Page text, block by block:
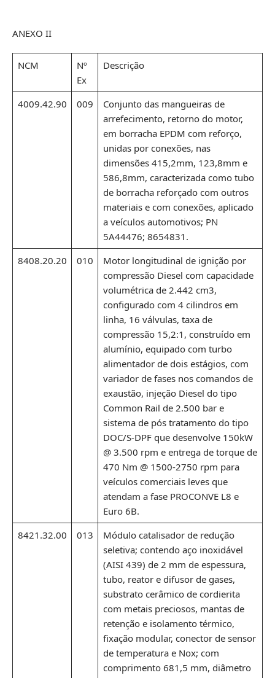
ANEXO II
NCM
Nº
Ex
Descrição
4009.42.90 009
Conjunto das mangueiras de
arrefecimento, retorno do motor,
em borracha EPDM com reforço,
unidas por conexões, nas
dimensões 415,2mm, 123,8mm e
586,8mm, caracterizada como tubo
de borracha reforçado com outros
materiais e com conexões, aplicado
a veículos automotivos; PN
5A44476; 8654831.
8408.20.20
010
Motor longitudinal de ignição por
compressão Diesel com capacidade
volumétrica de 2.442 cm3,
configurado com 4 cilindros em
linha, 16 válvulas, taxa de
compressão 15,2:1, construído em
alumínio, equipado com turbo
alimentador de dois estágios, com
variador de fases nos comandos de
exaustão, injeção Diesel do tipo
Common Rail de 2.500 bar e
sistema de pós tratamento do tipo
DOC/S-DPF que desenvolve 150kW
@ 3.500 rpm e entrega de torque de
470 Nm @ 1500-2750 rpm para
veículos comerciais leves que
atendam a fase PROCONVE L8 e
Euro 6B.
8421.32.00
013
Módulo catalisador de redução
seletiva; contendo aço inoxidável
(AISI 439) de 2 mm de espessura,
tubo, reator e difusor de gases,
substrato cerâmico de cordierita
com metais preciosos, mantas de
retenção e isolamento térmico,
fixação modular, conector de sensor
de temperatura e Nox; com
comprimento 681,5 mm, diâmetro